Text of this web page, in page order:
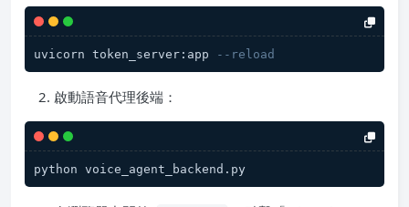
uvicorn token_server:app --reload
啟動語音代理後端：
python voice_agent_backend.py